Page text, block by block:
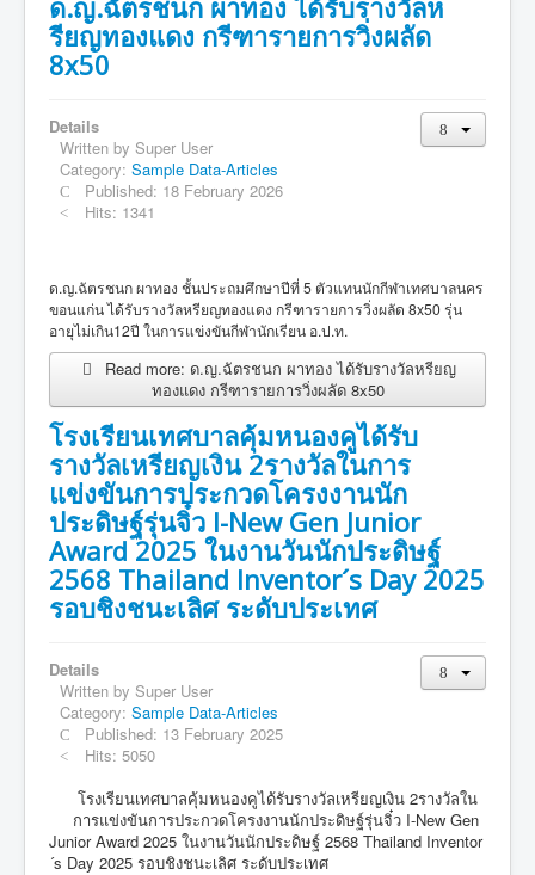
รียญทองแดง กรีฑารายการวิ่งผลัด
8x50
Details
Written by Super User
Category: Sample Data-Articles
Published: 18 February 2026
Hits: 1341
ด.ญ.ฉัตรชนก ผาทอง ชั้นประถมศึกษาปีที่ 5 ตัวแทนนักกีฬาเทศบาลนคร
ขอนแก่น ได้รับรางวัลหรียญทองแดง กรีฑารายการวิ่งผลัด 8x50 รุ่น
อายุไม่เกิน12ปี ในการแข่งขันกีฬานักเรียน อ.ป.ท.
Read more: ด.ญ.ฉัตรชนก ผาทอง ได้รับรางวัลหรียญ
ทองแดง กรีฑารายการวิ่งผลัด 8x50
โรงเรียนเทศบาลคุ้มหนองคูได้รับ
รางวัลเหรียญเงิน 2รางวัลในการ
แข่งขันการประกวดโครงงานนัก
ประดิษฐ์รุ่นจิ๋ว I-New Gen Junior
Award 2025 ในงานวันนักประดิษฐ์
2568 Thailand Inventor´s Day 2025
รอบชิงชนะเลิศ ระดับประเทศ
Details
Written by Super User
Category: Sample Data-Articles
Published: 13 February 2025
Hits: 5050
โรงเรียนเทศบาลคุ้มหนองคูได้รับรางวัลเหรียญเงิน 2รางวัลใน
การแข่งขันการประกวดโครงงานนักประดิษฐ์รุ่นจิ๋ว I-New Gen
Junior Award 2025 ในงานวันนักประดิษฐ์ 2568 Thailand Inventor
´s Day 2025 รอบชิงชนะเลิศ ระดับประเทศ